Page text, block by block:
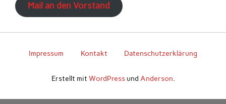
Mail an den Vorstand
Impressum Kontakt Datenschutzerklärung
Erstellt mit WordPressund Anderson